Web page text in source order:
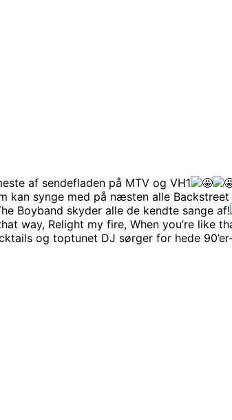
af sendefladen på MTV og VH1
kan synge med på næsten alle
Boyband skyder alle de kendte sange af!
way, Relight my fire, When you’re like
og toptunet DJ sørger for hede